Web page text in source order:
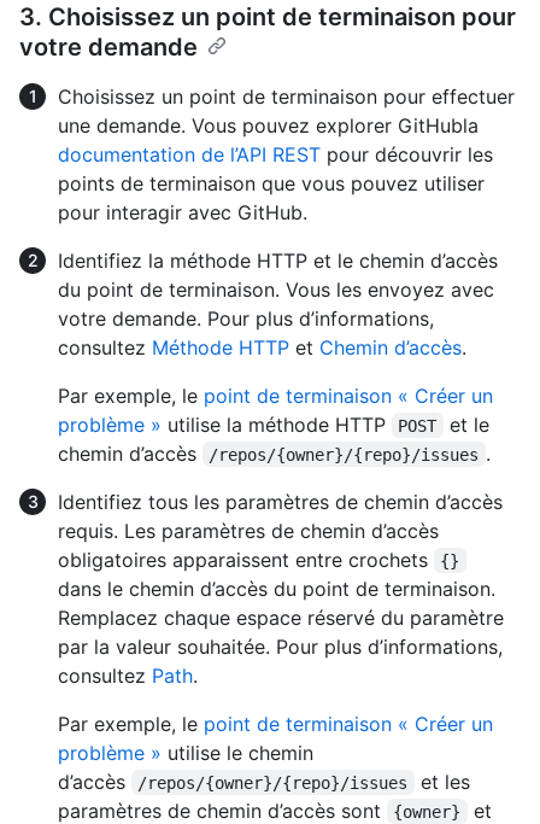
3. Choisissez un point de terminaison pour
votre demande
Choisissez un point de terminaison pour effectuer
une demande. Vous pouvez explorer GitHubla
documentation de l’API REST pour découvrir les
points de terminaison que vous pouvez utiliser
pour interagir avec GitHub.
Identifiez la méthode HTTP et le chemin d’accès
du point de terminaison. Vous les envoyez avec
votre demande. Pour plus d’informations,
consultez Méthode HTTP et Chemin d’accès.
Par exemple, le point de terminaison « Créer un
problème » utilise la méthode HTTP POST
et le
chemin d’accès
/repos/{owner}/{repo}/issues .
Identifiez tous les paramètres de chemin d’accès
requis. Les paramètres de chemin d’accès
obligatoires apparaissent entre crochets
{}
dans le chemin d’accès du point de terminaison.
Remplacez chaque espace réservé du paramètre
par la valeur souhaitée. Pour plus d’informations,
consultez Path.
Par exemple, le point de terminaison « Créer un
problème » utilise le chemin
d’accès
/repos/{owner}/{repo}/issues
et les
paramètres de chemin d’accès sont
{owner} et